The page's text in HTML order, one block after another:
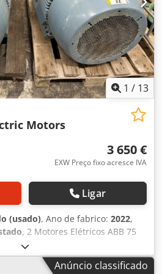
1 / 13
Motors
3 650 €
EXW Preço fixo acresce IVA
Ligar
(usado), Ano de fabrico: 2022,
, 2 Motores Elétricos ABB 75
2022 | Eficiência Premium |
ABB de Eficiência Premium
Dois motores elétricos industriais
Anúncio classificado